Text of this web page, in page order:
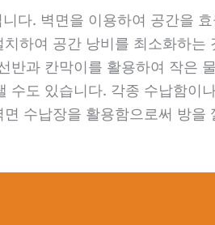
다. 벽면을 이용하여 공간을
하여 공간 낭비를 최소화하
과 칸막이를 활용하여 작은
도 있습니다. 각종 수납함이
수납장을 활용함으로써 방을